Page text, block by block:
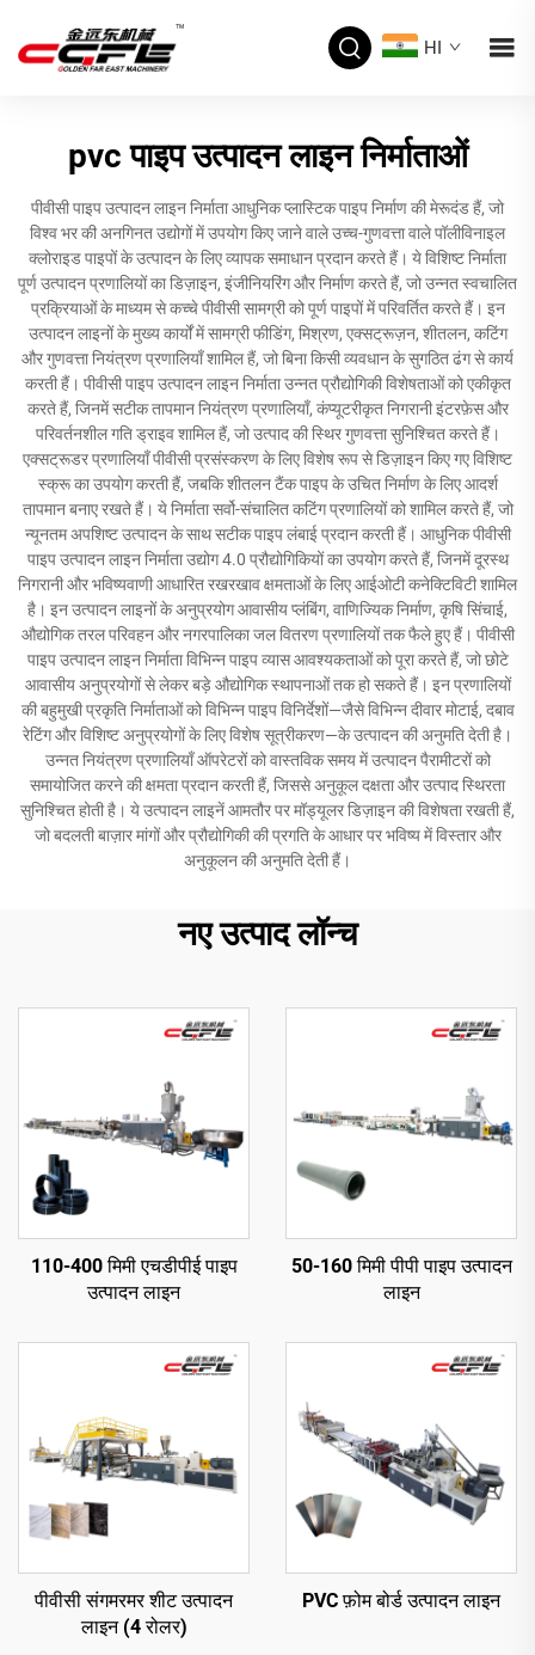
HI
pvc पाइप उत्पादन लाइन निर्माताओं
पीवीसी पाइप उत्पादन लाइन निर्माता आधुनिक प्लास्टिक पाइप निर्माण की मेरूदंड हैं, जो
विश्व भर की अनगिनत उद्योगों में उपयोग किए जाने वाले उच्च-गुणवत्ता वाले पॉलीविनाइल
क्लोराइड पाइपों के उत्पादन के लिए व्यापक समाधान प्रदान करते हैं। ये विशिष्ट निर्माता
पूर्ण उत्पादन प्रणालियों का डिज़ाइन, इंजीनियरिंग और निर्माण करते हैं, जो उन्नत स्वचालित
प्रक्रियाओं के माध्यम से कच्चे पीवीसी सामग्री को पूर्ण पाइपों में परिवर्तित करते हैं। इन
उत्पादन लाइनों के मुख्य कार्यों में सामग्री फीडिंग, मिश्रण, एक्सट्रूज़न, शीतलन, कटिंग
और गुणवत्ता नियंत्रण प्रणालियाँ शामिल हैं, जो बिना किसी व्यवधान के सुगठित ढंग से कार्य
करती हैं। पीवीसी पाइप उत्पादन लाइन निर्माता उन्नत प्रौद्योगिकी विशेषताओं को एकीकृत
करते हैं, जिनमें सटीक तापमान नियंत्रण प्रणालियाँ, कंप्यूटरीकृत निगरानी इंटरफ़ेस और
परिवर्तनशील गति ड्राइव शामिल हैं, जो उत्पाद की स्थिर गुणवत्ता सुनिश्चित करते हैं।
एक्सट्रूडर प्रणालियाँ पीवीसी प्रसंस्करण के लिए विशेष रूप से डिज़ाइन किए गए विशिष्ट
स्क्रू का उपयोग करती हैं, जबकि शीतलन टैंक पाइप के उचित निर्माण के लिए आदर्श
तापमान बनाए रखते हैं। ये निर्माता सर्वो-संचालित कटिंग प्रणालियों को शामिल करते हैं, जो
न्यूनतम अपशिष्ट उत्पादन के साथ सटीक पाइप लंबाई प्रदान करती हैं। आधुनिक पीवीसी
पाइप उत्पादन लाइन निर्माता उद्योग 4.0 प्रौद्योगिकियों का उपयोग करते हैं, जिनमें दूरस्थ
निगरानी और भविष्यवाणी आधारित रखरखाव क्षमताओं के लिए आईओटी कनेक्टिविटी शामिल
है। इन उत्पादन लाइनों के अनुप्रयोग आवासीय प्लंबिंग, वाणिज्यिक निर्माण, कृषि सिंचाई,
औद्योगिक तरल परिवहन और नगरपालिका जल वितरण प्रणालियों तक फैले हुए हैं। पीवीसी
पाइप उत्पादन लाइन निर्माता विभिन्न पाइप व्यास आवश्यकताओं को पूरा करते हैं, जो छोटे
आवासीय अनुप्रयोगों से लेकर बड़े औद्योगिक स्थापनाओं तक हो सकते हैं। इन प्रणालियों
की बहुमुखी प्रकृति निर्माताओं को विभिन्न पाइप विनिर्देशों—जैसे विभिन्न दीवार मोटाई, दबाव
रेटिंग और विशिष्ट अनुप्रयोगों के लिए विशेष सूत्रीकरण—के उत्पादन की अनुमति देती है।
उन्नत नियंत्रण प्रणालियाँ ऑपरेटरों को वास्तविक समय में उत्पादन पैरामीटरों को
समायोजित करने की क्षमता प्रदान करती हैं, जिससे अनुकूल दक्षता और उत्पाद स्थिरता
सुनिश्चित होती है। ये उत्पादन लाइनें आमतौर पर मॉड्यूलर डिज़ाइन की विशेषता रखती हैं,
जो बदलती बाज़ार मांगों और प्रौद्योगिकी की प्रगति के आधार पर भविष्य में विस्तार और
अनुकूलन की अनुमति देती हैं।
नए उत्पाद लॉन्च
110-400 मिमी एचडीपीई पाइप
उत्पादन लाइन
50-160 मिमी पीपी पाइप उत्पादन
लाइन
पीवीसी संगमरमर शीट उत्पादन
लाइन (4 रोलर)
PVC फ़ोम बोर्ड उत्पादन लाइन